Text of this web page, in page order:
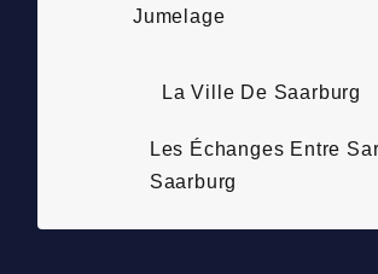
Jumelage
La Ville De Saarburg
Les Échanges Entre
Saarburg